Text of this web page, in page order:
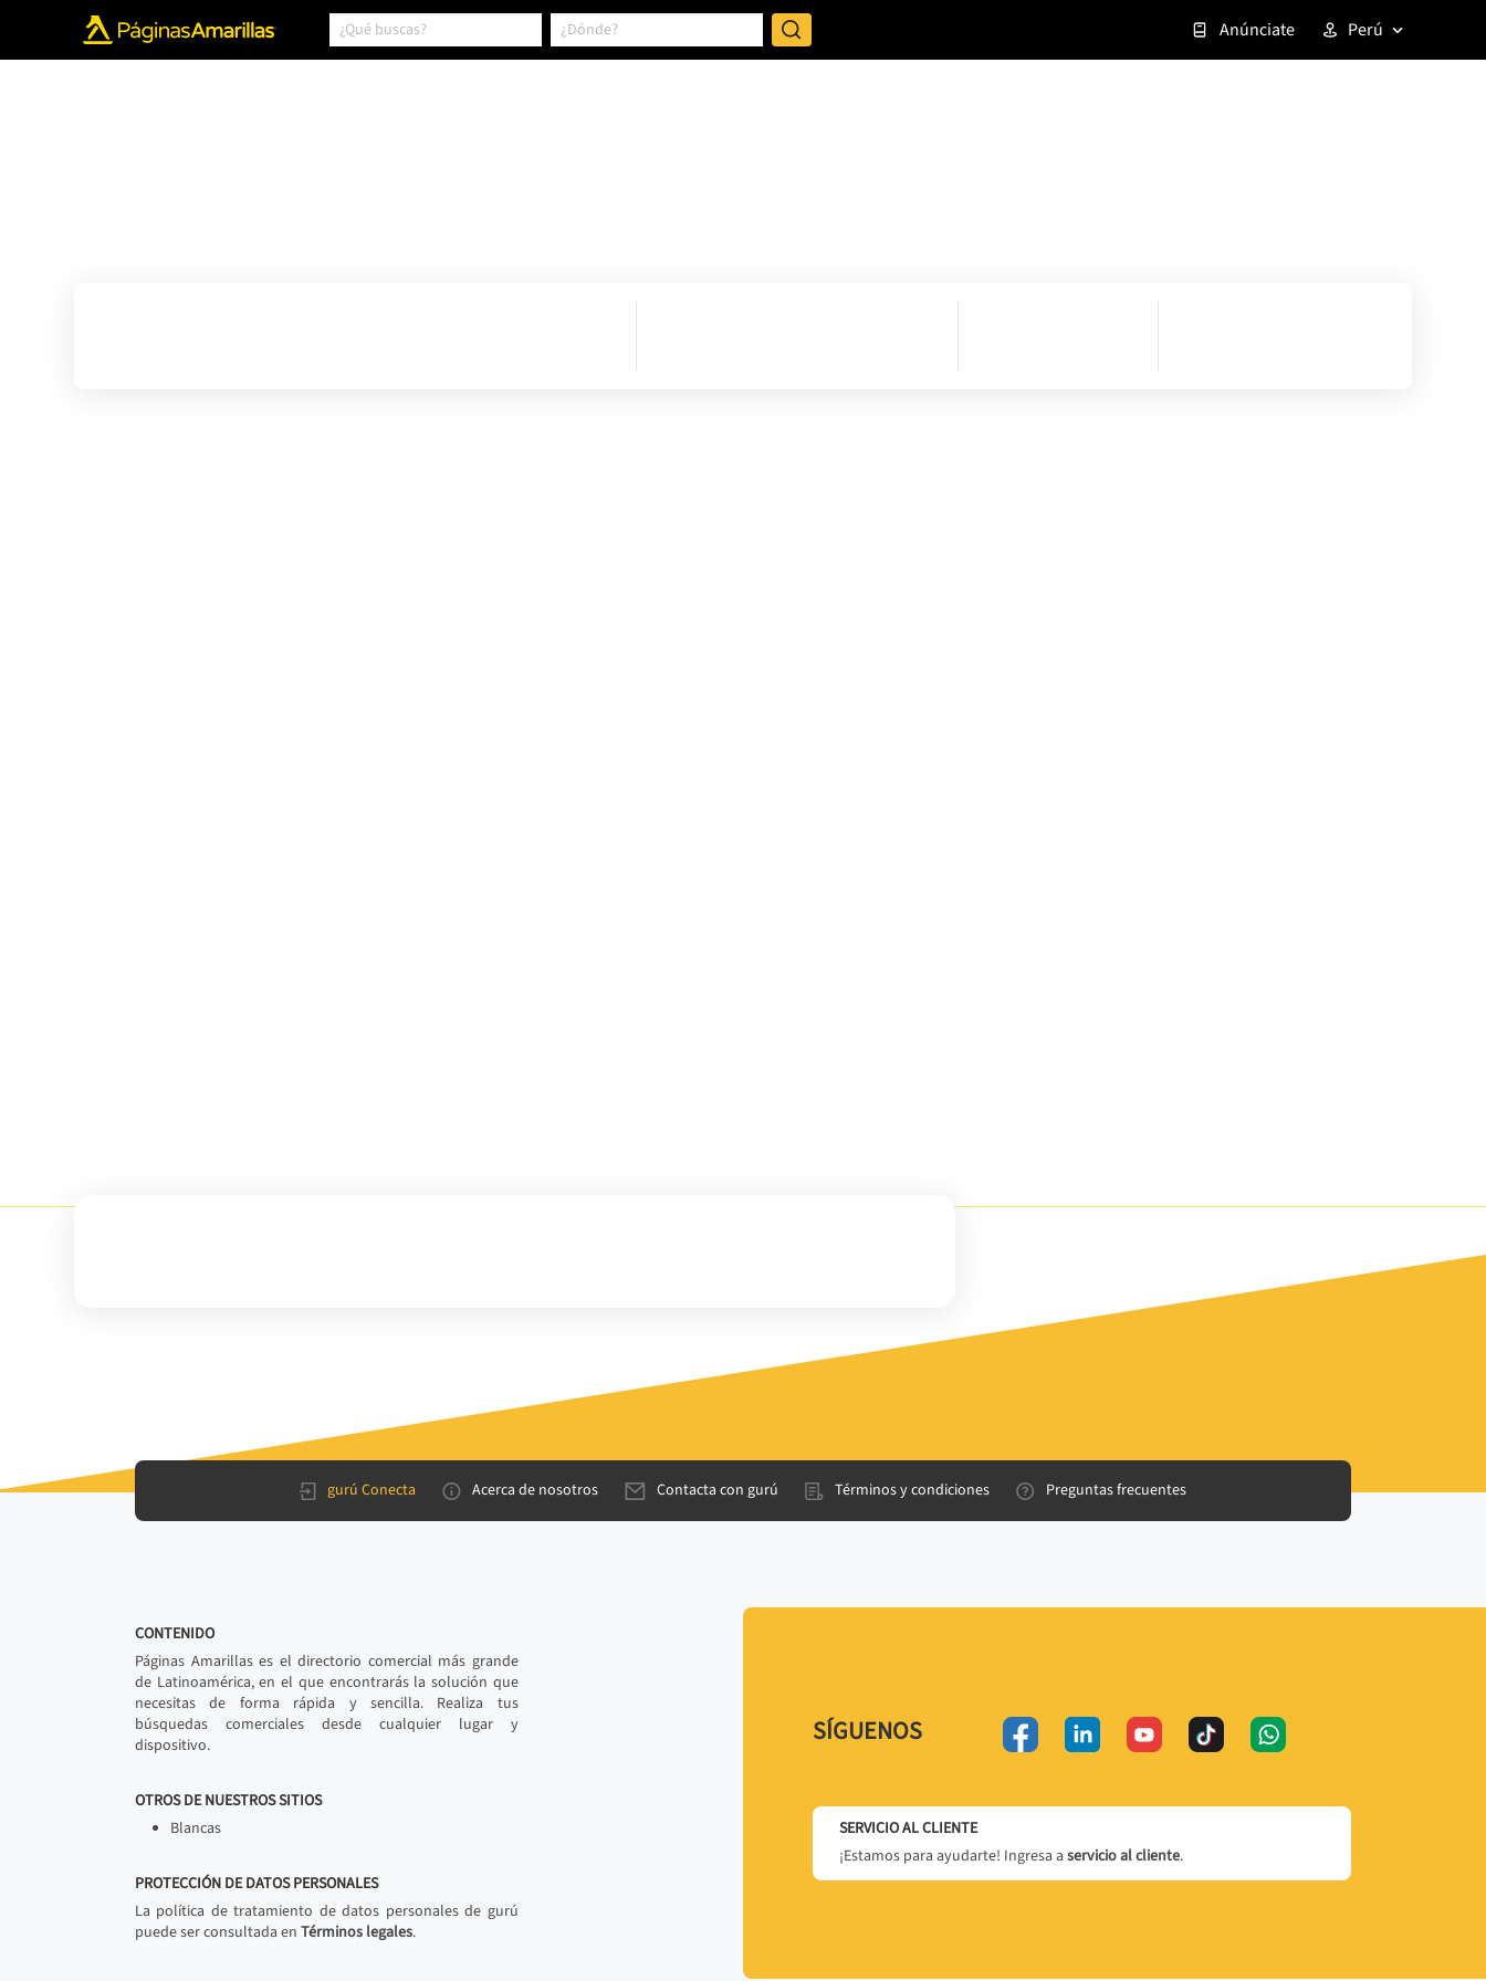
Anúnciate Perú
gurú Conecta Acerca de nosotros Contacta con gurú Términos y condiciones Preguntas frecuentes
CONTENIDO
Páginas Amarillas es el directorio comercial más grande
de Latinoamérica, en el que encontrarás la solución que
necesitas de forma rápida y sencilla. Realiza tus
búsquedas comerciales desde cualquier lugar y
dispositivo.
OTROS DE NUESTROS SITIOS
Blancas
PROTECCIÓN DE DATOS PERSONALES
La política de tratamiento de datos personales de gurú
puede ser consultada en Términos legales.
SÍGUENOS
SERVICIO AL CLIENTE
¡Estamos para ayudarte! Ingresa a servicio al cliente.